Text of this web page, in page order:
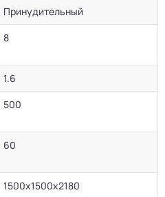
Принудительный
8
1.6
500
60
1500х1500х2180